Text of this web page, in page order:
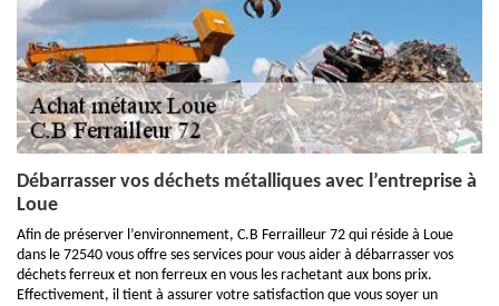
Débarrasser vos déchets métalliques avec l’entreprise à
Loue
Afin de préserver l’environnement, C.B Ferrailleur 72 qui réside à Loue
dans le 72540 vous offre ses services pour vous aider à débarrasser vos
déchets ferreux et non ferreux en vous les rachetant aux bons prix.
Effectivement, il tient à assurer votre satisfaction que vous soyer un